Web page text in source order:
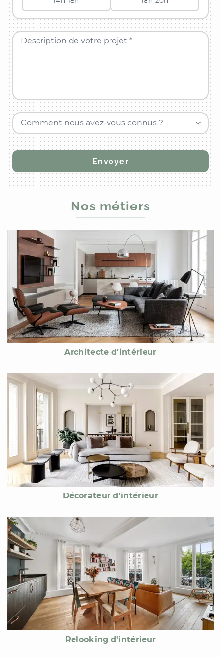
Description de votre projet *
Comment nous avez-vous connus ?
Nos métiers
Architecte d'intérieur
Décorateur d'intérieur
Relooking d'intérieur